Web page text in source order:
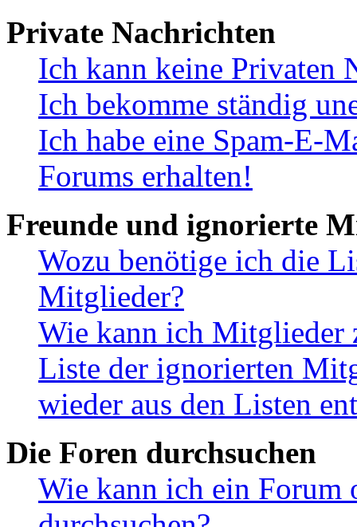
Private Nachrichten
Ich kann keine Privaten
Ich bekomme ständig
Ich habe eine Spam-E-
Forums erhalten!
Freunde und ignorierte
Wozu benötige ich die
Mitglieder?
Wie kann ich Mitglieder
Liste der ignorierten
wieder aus den Listen
Die Foren durchsuchen
Wie kann ich ein Forum